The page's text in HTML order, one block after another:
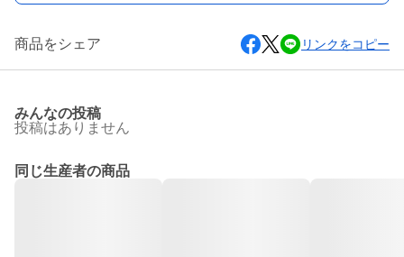
商品をシェア リンクをコピー
みんなの投稿
投稿はありません
同じ生産者の商品